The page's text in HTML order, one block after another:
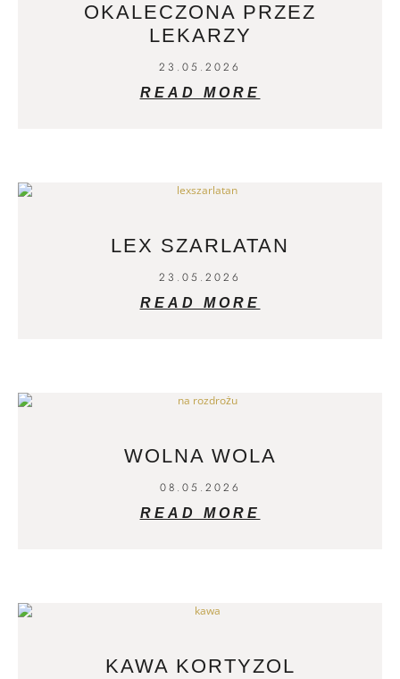
OKALECZONA PRZEZ
LEKARZY
23.05.2026
READ MORE
LEX SZARLATAN
23.05.2026
READ MORE
WOLNA WOLA
08.05.2026
READ MORE
KAWA KORTYZOL